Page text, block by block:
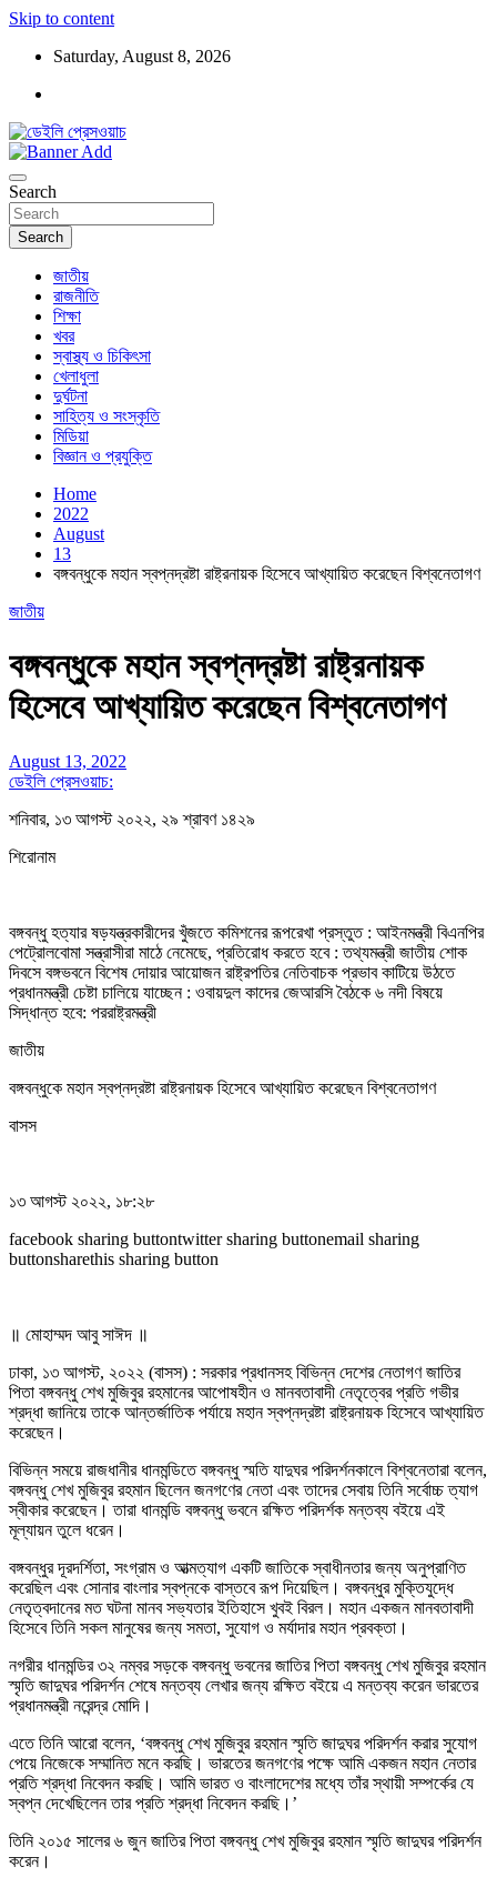
Skip to content
Saturday, August 8, 2026
ডেইলি প্রেসওয়াচ
Search
Search
জাতীয়
রাজনীতি
শিক্ষা
খবর
স্বাস্থ্য ও চিকিৎসা
খেলাধুলা
দুর্ঘটনা
সাহিত্য ও সংস্কৃতি
মিডিয়া
বিজ্ঞান ও প্রযুক্তি
Home
2022
August
13
বঙ্গবন্ধুকে মহান স্বপ্নদ্রষ্টা রাষ্ট্রনায়ক হিসেবে আখ্যায়িত করেছেন বিশ্বনেতাগণ
জাতীয়
বঙ্গবন্ধুকে মহান স্বপ্নদ্রষ্টা রাষ্ট্রনায়ক
হিসেবে আখ্যায়িত করেছেন বিশ্বনেতাগণ
August 13, 2022
ডেইলি প্রেসওয়াচ:
শনিবার, ১৩ আগস্ট ২০২২, ২৯ শ্রাবণ ১৪২৯
শিরোনাম
বঙ্গবন্ধু হত্যার ষড়যন্ত্রকারীদের খুঁজতে কমিশনের রূপরেখা প্রস্তুত : আইনমন্ত্রী বিএনপির
পেট্রোলবোমা সন্ত্রাসীরা মাঠে নেমেছে, প্রতিরোধ করতে হবে : তথ্যমন্ত্রী জাতীয় শোক
দিবসে বঙ্গভবনে বিশেষ দোয়ার আয়োজন রাষ্ট্রপতির নেতিবাচক প্রভাব কাটিয়ে উঠতে
প্রধানমন্ত্রী চেষ্টা চালিয়ে যাচ্ছেন : ওবায়দুল কাদের জেআরসি বৈঠকে ৬ নদী বিষয়ে
সিদ্ধান্ত হবে: পররাষ্ট্রমন্ত্রী
জাতীয়
বঙ্গবন্ধুকে মহান স্বপ্নদ্রষ্টা রাষ্ট্রনায়ক হিসেবে আখ্যায়িত করেছেন বিশ্বনেতাগণ
বাসস
১৩ আগস্ট ২০২২, ১৮:২৮
facebook sharing buttontwitter sharing buttonemail sharing
buttonsharethis sharing button
॥ মোহাম্মদ আবু সাঈদ ॥
ঢাকা, ১৩ আগস্ট, ২০২২ (বাসস) : সরকার প্রধানসহ বিভিন্ন দেশের নেতাগণ জাতির
পিতা বঙ্গবন্ধু শেখ মুজিবুর রহমানের আপোষহীন ও মানবতাবাদী নেতৃত্বের প্রতি গভীর
শ্রদ্ধা জানিয়ে তাকে আন্তর্জাতিক পর্যায়ে মহান স্বপ্নদ্রষ্টা রাষ্ট্রনায়ক হিসেবে আখ্যায়িত
করেছেন।
বিভিন্ন সময়ে রাজধানীর ধানমন্ডিতে বঙ্গবন্ধু স্মতি যাদুঘর পরিদর্শনকালে বিশ্বনেতারা বলেন,
বঙ্গবন্ধু শেখ মুজিবুর রহমান ছিলেন জনগণের নেতা এবং তাদের সেবায় তিনি সর্বোচ্চ ত্যাগ
স্বীকার করেছেন। তারা ধানমন্ডি বঙ্গবন্ধু ভবনে রক্ষিত পরিদর্শক মন্তব্য বইয়ে এই
মূল্যায়ন তুলে ধরেন।
বঙ্গবন্ধুর দূরদর্শিতা, সংগ্রাম ও আত্মত্যাগ একটি জাতিকে স্বাধীনতার জন্য অনুপ্রাণিত
করেছিল এবং সোনার বাংলার স্বপ্নকে বাস্তবে রূপ দিয়েছিল। বঙ্গবন্ধুর মুক্তিযুদ্ধে
নেতৃত্বদানের মত ঘটনা মানব সভ্যতার ইতিহাসে খুবই বিরল। মহান একজন মানবতাবাদী
হিসেবে তিনি সকল মানুষের জন্য সমতা, সুযোগ ও মর্যাদার মহান প্রবক্তা।
নগরীর ধানমন্ডির ৩২ নম্বর সড়কে বঙ্গবন্ধু ভবনের জাতির পিতা বঙ্গবন্ধু শেখ মুজিবুর রহমান
স্মৃতি জাদুঘর পরিদর্শন শেষে মন্তব্য লেখার জন্য রক্ষিত বইয়ে এ মন্তব্য করেন ভারতের
প্রধানমন্ত্রী নরেন্দ্র মোদি।
এতে তিনি আরো বলেন, ‘বঙ্গবন্ধু শেখ মুজিবুর রহমান স্মৃতি জাদুঘর পরিদর্শন করার সুযোগ
পেয়ে নিজেকে সম্মানিত মনে করছি। ভারতের জনগণের পক্ষে আমি একজন মহান নেতার
প্রতি শ্রদ্ধা নিবেদন করছি। আমি ভারত ও বাংলাদেশের মধ্যে তাঁর স্থায়ী সম্পর্কের যে
স্বপ্ন দেখেছিলেন তার প্রতি শ্রদ্ধা নিবেদন করছি।’
তিনি ২০১৫ সালের ৬ জুন জাতির পিতা বঙ্গবন্ধু শেখ মুজিবুর রহমান স্মৃতি জাদুঘর পরিদর্শন
করেন।